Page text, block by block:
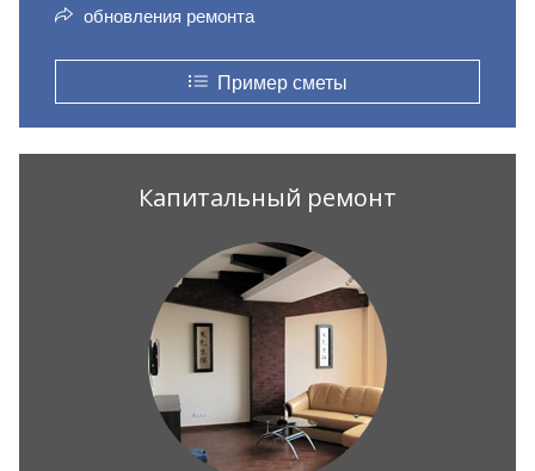
обновления ремонта
Пример сметы
Капитальный ремонт